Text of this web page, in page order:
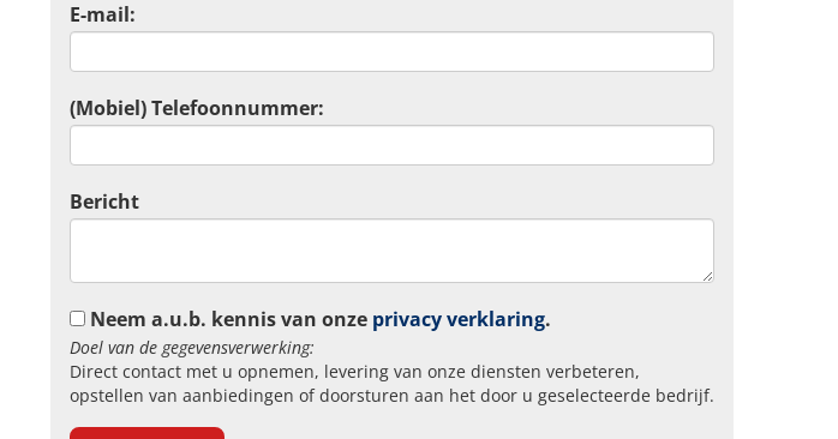
E-mail:
(Mobiel) Telefoonnummer:
Bericht
Neem a.u.b. kennis van onze privacy verklaring.
Doel van de gegevensverwerking:
Direct contact met u opnemen, levering van onze diensten verbeteren,
opstellen van aanbiedingen of doorsturen aan het door u geselecteerde bedrijf.